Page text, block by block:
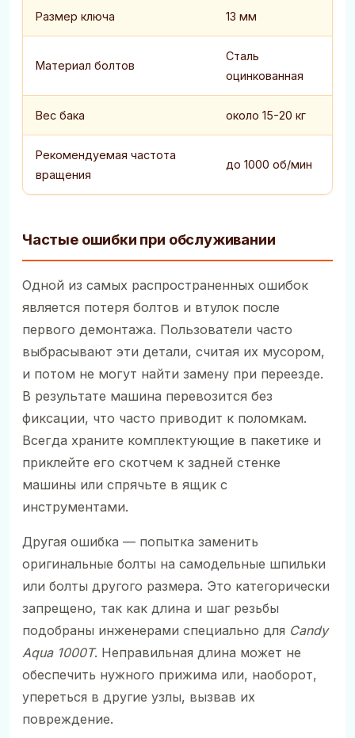
Размер ключа 13 мм
Материал болтов
Сталь
оцинкованная
Вес бака около 15-20 кг
Рекомендуемая частота
вращения
до 1000 об/мин
Частые ошибки при обслуживании
Одной из самых распространенных ошибок
является потеря болтов и втулок после
первого демонтажа. Пользователи часто
выбрасывают эти детали, считая их мусором,
и потом не могут найти замену при переезде.
В результате машина перевозится без
фиксации, что часто приводит к поломкам.
Всегда храните комплектующие в пакетике и
приклейте его скотчем к задней стенке
машины или спрячьте в ящик с
инструментами.
Другая ошибка — попытка заменить
оригинальные болты на самодельные шпильки
или болты другого размера. Это категорически
запрещено, так как длина и шаг резьбы
подобраны инженерами специально для Candy
Aqua 1000T. Неправильная длина может не
обеспечить нужного прижима или, наоборот,
упереться в другие узлы, вызвав их
повреждение.